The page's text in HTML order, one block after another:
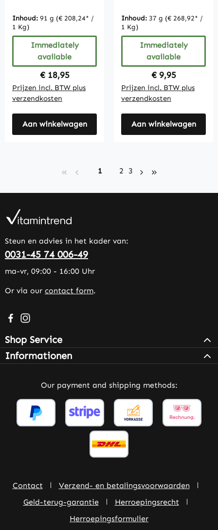
gedoseerd,
gereduceerde vorm,
3-maanden
voorraad
Inhoud: 91 g (€ 208,24* /
1 Kg)
Immediately
available
Regular price:
€ 18,95
Prijzen incl. BTW plus
verzendkosten
Aan winkelwagen
slikken
Inhoud: 37 g (€ 268,92* /
1 Kg)
Immediately
available
Regular price:
€ 9,95
Prijzen incl. BTW plus
verzendkosten
Aan winkelwagen
Page
1 Page
2 Page
3
Steun en advies in het kader van:
0031-45 74 006-49
ma-vr, 09:00 - 16:00 Uhr
Or via our contact form.
Visit us on Facebook – opens in a new browser tab
Check us out on Instagram – opens in a new
Shop Service
Informationen
Our payment and shipping methods:
Contact
Verzend- en betalingsvoorwaarden
Geld-terug-garantie
Herroepingsrecht
Herroepingsformulier